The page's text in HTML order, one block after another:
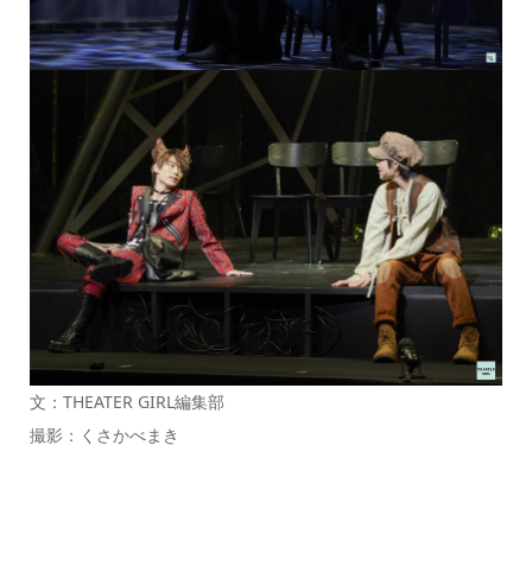
文：THEATER GIRL編集部
撮影：くさかべまき